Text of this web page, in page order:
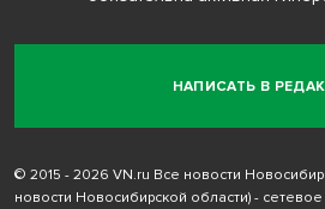
НАПИСАТЬ В
© 2015 - 2026 VN.ru Все новости
новости Новосибирской области) -